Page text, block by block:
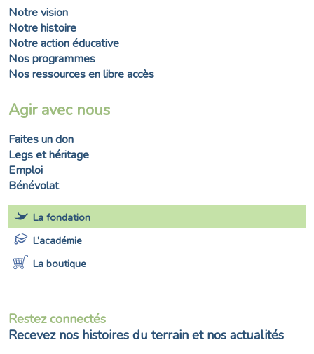
Notre vision
Notre histoire
Notre action éducative
Nos programmes
Nos ressources en libre accès
Agir avec nous
Faites un don
Legs et héritage
Emploi
Bénévolat
La fondation
L’académie
La boutique
Restez connectés
Recevez nos histoires du terrain et nos actualités